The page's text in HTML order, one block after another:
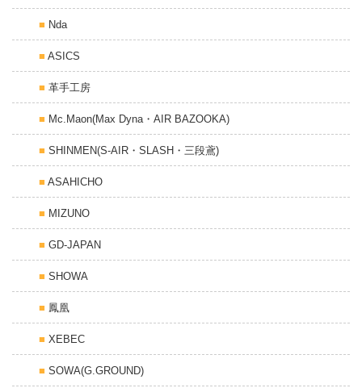
Nda
ASICS
革手工房
Mc.Maon(Max Dyna・AIR BAZOOKA)
SHINMEN(S-AIR・SLASH・三段鳶)
ASAHICHO
MIZUNO
GD-JAPAN
SHOWA
鳳凰
XEBEC
SOWA(G.GROUND)